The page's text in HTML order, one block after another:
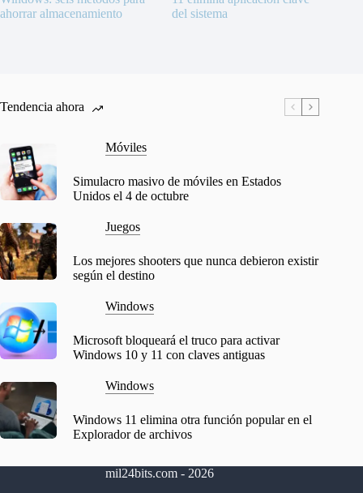
ahorrar almacenamiento
del sistema
Tendencia ahora
Móviles
Simulacro masivo de móviles en Estados
Unidos el 4 de octubre
Juegos
Los mejores shooters que nunca debieron existir
según el destino
Windows
Microsoft bloqueará el truco para activar
Windows 10 y 11 con claves antiguas
Windows
Windows 11 elimina otra función popular en el
Explorador de archivos
mil24bits.com - 2026